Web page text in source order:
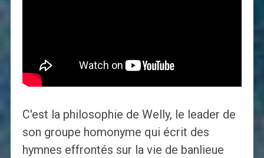
C'est la philosophie de Welly, le leader de
son groupe homonyme qui écrit des
hymnes effrontés sur la vie de banlieue